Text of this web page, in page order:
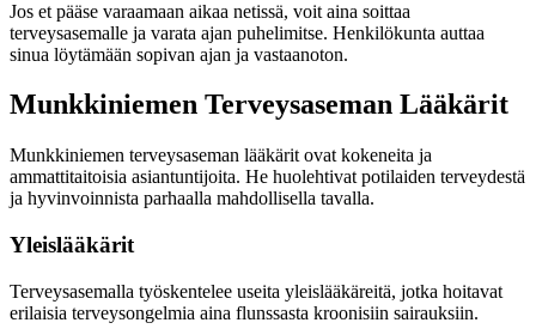
Jos et pääse varaamaan aikaa netissä, voit aina soittaa
terveysasemalle ja varata ajan puhelimitse. Henkilökunta auttaa
sinua löytämään sopivan ajan ja vastaanoton.
Munkkiniemen Terveysaseman Lääkärit
Munkkiniemen terveysaseman lääkärit ovat kokeneita ja
ammattitaitoisia asiantuntijoita. He huolehtivat potilaiden terveydestä
ja hyvinvoinnista parhaalla mahdollisella tavalla.
Yleislääkärit
Terveysasemalla työskentelee useita yleislääkäreitä, jotka hoitavat
erilaisia terveysongelmia aina flunssasta kroonisiin sairauksiin.